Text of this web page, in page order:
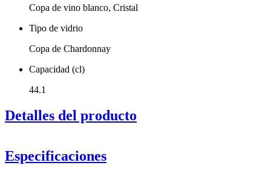
Copa de vino blanco, Cristal
Tipo de vidrio
Copa de Chardonnay
Capacidad (cl)
44.1
Detalles del producto
Especificaciones